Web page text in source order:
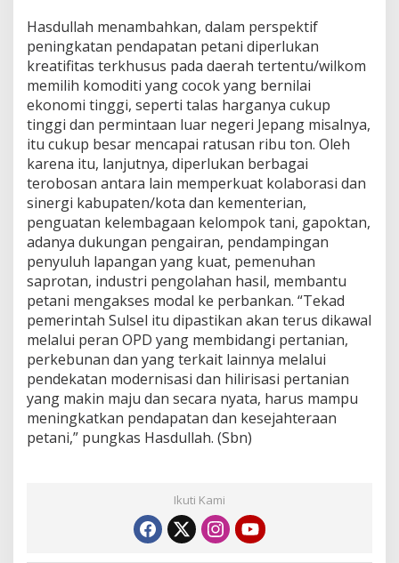
i
n
Hasdullah menambahkan, dalam perspektif
peningkatan pendapatan petani diperlukan
kreatifitas terkhusus pada daerah tertentu/wilkom
memilih komoditi yang cocok yang bernilai
ekonomi tinggi, seperti talas harganya cukup
tinggi dan permintaan luar negeri Jepang misalnya,
itu cukup besar mencapai ratusan ribu ton. Oleh
karena itu, lanjutnya, diperlukan berbagai
terobosan antara lain memperkuat kolaborasi dan
sinergi kabupaten/kota dan kementerian,
penguatan kelembagaan kelompok tani, gapoktan,
adanya dukungan pengairan, pendampingan
penyuluh lapangan yang kuat, pemenuhan
saprotan, industri pengolahan hasil, membantu
petani mengakses modal ke perbankan. “Tekad
pemerintah Sulsel itu dipastikan akan terus dikawal
melalui peran OPD yang membidangi pertanian,
perkebunan dan yang terkait lainnya melalui
pendekatan modernisasi dan hilirisasi pertanian
yang makin maju dan secara nyata, harus mampu
meningkatkan pendapatan dan kesejahteraan
petani,” pungkas Hasdullah. (Sbn)
Ikuti Kami